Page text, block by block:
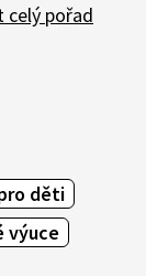
celý pořad
děti
výuce